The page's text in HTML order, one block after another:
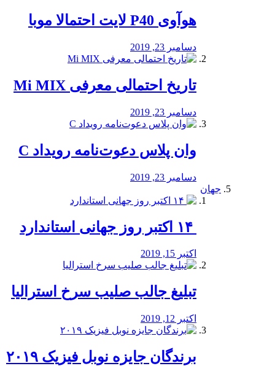
هوآوی P40 لایت احتمالا موبا
دسامبر 23, 2019
تاریخ احتمالی معرفی Mi MIX
دسامبر 23, 2019
وان پلاس دعوت‌نامه رویداد C
دسامبر 23, 2019
جهان
اکتبر 15, 2019
تبلیغ جالب صلیب سرخ استرالیا
اکتبر 12, 2019
برندگان جایزه نوبل فیزیک ۲۰۱۹